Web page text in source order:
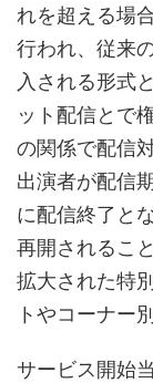
れを超える場
行われ、従来
入される形式
ット配信とで
の関係で配信
出演者が配信
に配信終了と
再開されるこ
拡大された特
トやコーナー
サービス開始